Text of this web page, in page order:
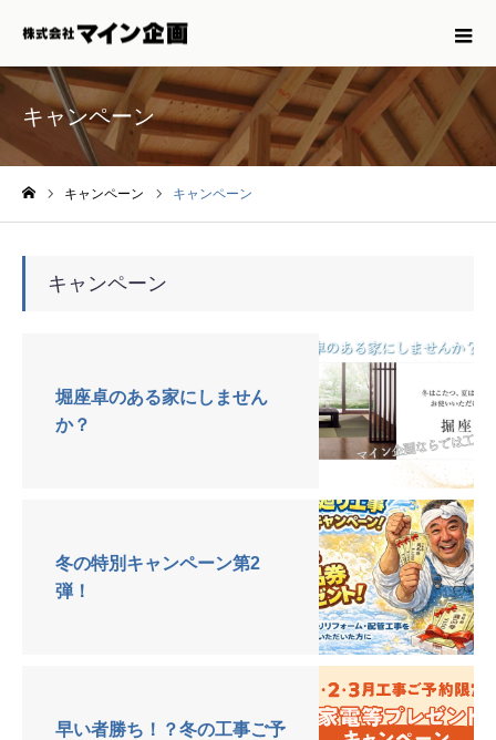
キャンペーン
キャンペーン キャンペーン
キャンペーン
堀座卓のある家にしません
か？
冬の特別キャンペーン第2
弾！
早い者勝ち！？冬の工事ご予